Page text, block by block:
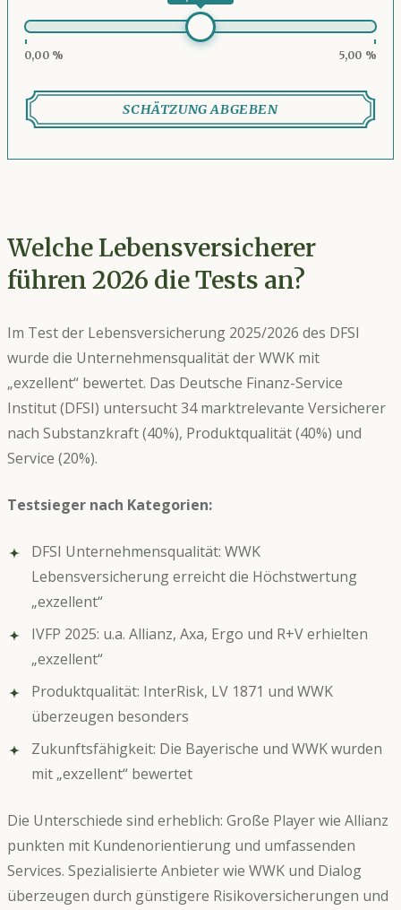
0,00 % 5,00 %
SCHÄTZUNG ABGEBEN
Welche Lebensversicherer
führen 2026 die Tests an?
Im Test der Lebensversicherung 2025/2026 des DFSI
wurde die Unternehmensqualität der WWK mit
„exzellent“ bewertet. Das Deutsche Finanz-Service
Institut (DFSI) untersucht 34 marktrelevante Versicherer
nach Substanzkraft (40%), Produktqualität (40%) und
Service (20%).
Testsieger nach Kategorien:
DFSI Unternehmensqualität: WWK
Lebensversicherung erreicht die Höchstwertung
„exzellent“
IVFP 2025: u.a. Allianz, Axa, Ergo und R+V erhielten
„exzellent“
Produktqualität: InterRisk, LV 1871 und WWK
überzeugen besonders
Zukunftsfähigkeit: Die Bayerische und WWK wurden
mit „exzellent“ bewertet
Die Unterschiede sind erheblich: Große Player wie Allianz
punkten mit Kundenorientierung und umfassenden
Services. Spezialisierte Anbieter wie WWK und Dialog
überzeugen durch günstigere Risikoversicherungen und